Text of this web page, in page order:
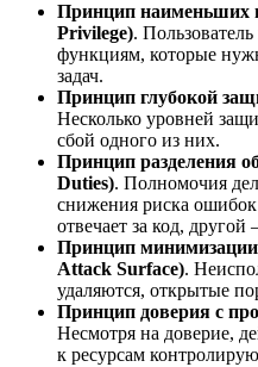
Принцип наименьших
Privilege).
функциям, которые
задач.
Принцип глубокой
Несколько уровней
сбой одного из них.
Принцип разделения
Duties). Полномочия
снижения риска
отвечает за код,
Принцип минимизации
Attack Surface).
удаляются, открытые
Принцип доверия с
Несмотря на доверие,
к ресурсам